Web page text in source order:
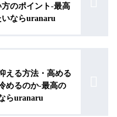
のポイント-最高
ならuranaru
える方法・高める
めるのか-最高の
らuranaru